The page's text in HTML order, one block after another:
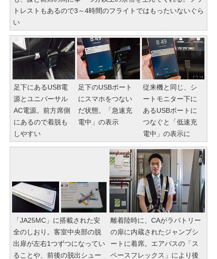
トレストもあるので3～4時間のフライトではもったいないぐら
い
足下にあるUSB電
源とユニバーサル
AC電源。前方席側
にあるので着脱も
しやすい
足下のUSBポート
にスマホをつない
だ状態。「急速充
電中」の表示
従来機と同じ、シ
ートモニター下に
あるUSBポートに
つなぐと「低速充
電中」の表示に
「JA25MC」に搭載された安
全のしおり。客室中央部の脱
出扉が左右1つずつになってい
ることや、前後の脱出シュー
離着陸時に、CAがラバトリー
の扉に内蔵されたジャンプシ
ートに着席。エアバスの「ス
ペースフレックス」により後